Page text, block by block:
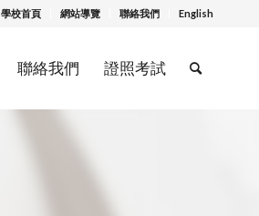
學校首頁 網站導覽 聯絡我們 English
聯絡我們 證照考試